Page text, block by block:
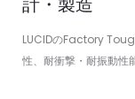
計・製造
LUCIDのFactory
性、耐衝撃・耐振動性